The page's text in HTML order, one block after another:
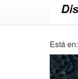
Está en: